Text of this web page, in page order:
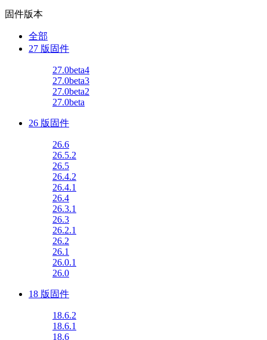
固件版本
全部
27 版固件
27.0beta4
27.0beta3
27.0beta2
27.0beta
26 版固件
26.6
26.5.2
26.5
26.4.2
26.4.1
26.4
26.3.1
26.3
26.2.1
26.2
26.1
26.0.1
26.0
18 版固件
18.6.2
18.6.1
18.6